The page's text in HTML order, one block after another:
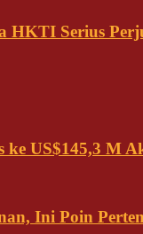
HKTI Serius
US$145,3 M
Ini Poin